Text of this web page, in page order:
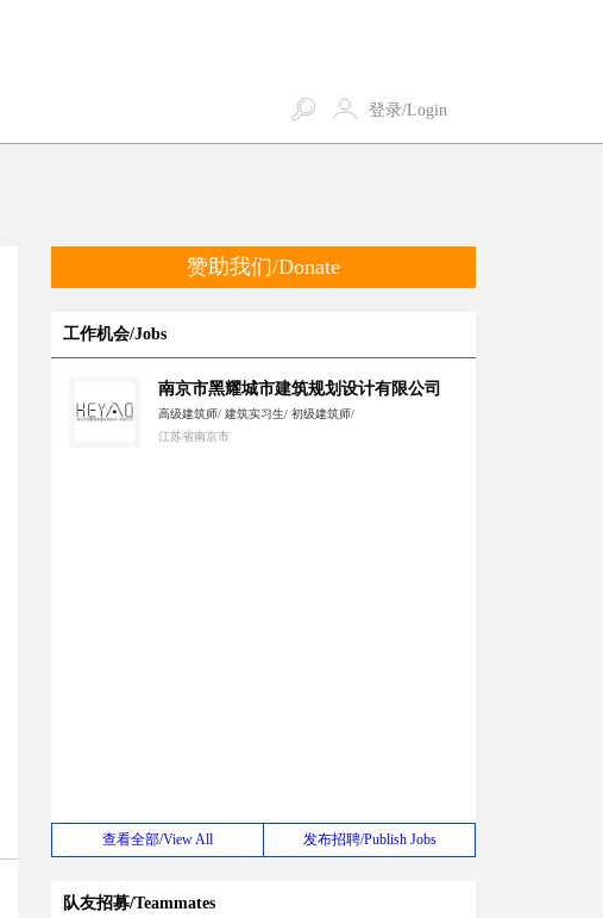
登录/Login
赞助我们/Donate
工作机会/Jobs
南京市黑耀城市建筑规划设计有限公司
高级建筑师/ 建筑实习生/ 初级建筑师/
江苏省南京市
查看全部/View All 发布招聘/Publish Jobs
队友招募/Teammates